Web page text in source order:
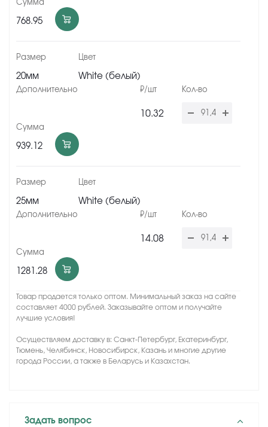
768.95
20мм White (белый)
10.32
939.12
25мм White (белый)
14.08
1281.28
Товар продается только оптом. Минимальный заказ на сайте
составляет 4000 рублей. Заказывайте оптом и получайте
лучшие условия!
Осуществляем доставку в: Санкт-Петербург, Екатеринбург,
Тюмень, Челябинск, Новосибирск, Казань и многие другие
города России, а также в Беларусь и Казахстан.
Задать вопрос